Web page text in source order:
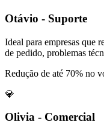
Otávio - Suporte
Ideal para empresas que
de pedido, problemas
Redução de até 70% no
💎
Olivia - Comercial